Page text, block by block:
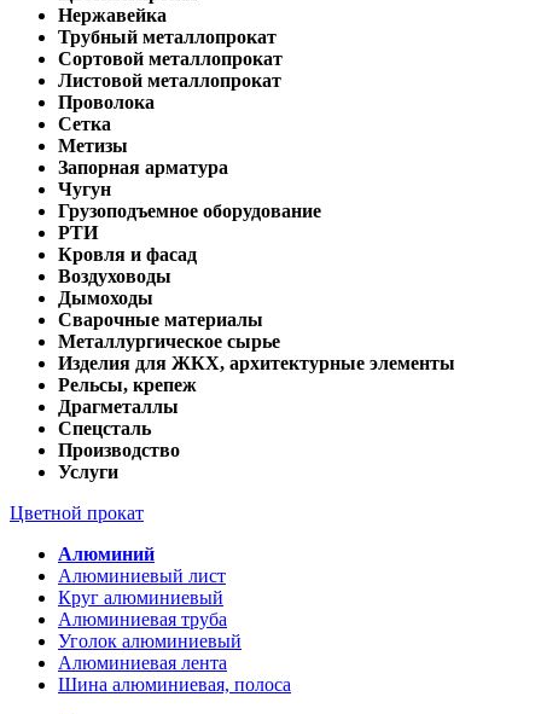
Нержавейка
Трубный металлопрокат
Сортовой металлопрокат
Листовой металлопрокат
Проволока
Сетка
Метизы
Запорная арматура
Чугун
Грузоподъемное оборудование
РТИ
Кровля и фасад
Воздуховоды
Дымоходы
Сварочные материалы
Металлургическое сырье
Изделия для ЖКХ, архитектурные элементы
Рельсы, крепеж
Драгметаллы
Спецсталь
Производство
Услуги
Цветной прокат
Алюминий
Алюминиевый лист
Круг алюминиевый
Алюминиевая труба
Уголок алюминиевый
Алюминиевая лента
Шина алюминиевая, полоса